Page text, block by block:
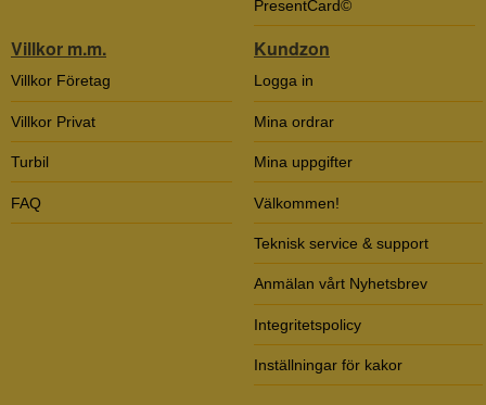
PresentCard©
Villkor m.m.
Villkor Företag
Villkor Privat
Turbil
FAQ
Kundzon
Logga in
Mina ordrar
Mina uppgifter
Välkommen!
Teknisk service & support
Anmälan vårt Nyhetsbrev
Integritetspolicy
Inställningar för kakor